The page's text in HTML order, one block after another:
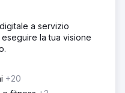
a servizio
la tua visione
+20